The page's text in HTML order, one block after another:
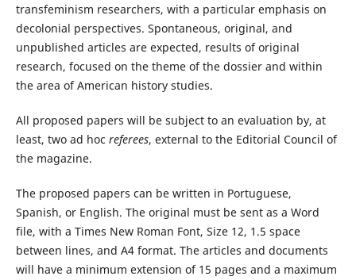
transfeminism researchers, with a particular emphasis on
decolonial perspectives. Spontaneous, original, and
unpublished articles are expected, results of original
research, focused on the theme of the dossier and within
the area of American history studies.
All proposed papers will be subject to an evaluation by, at
least, two ad hoc referees, external to the Editorial Council of
the magazine.
The proposed papers can be written in Portuguese,
Spanish, or English. The original must be sent as a Word
file, with a Times New Roman Font, Size 12, 1.5 space
between lines, and A4 format. The articles and documents
will have a minimum extension of 15 pages and a maximum